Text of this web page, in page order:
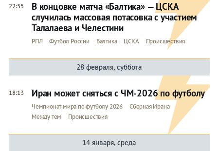
22:55
В концовке матча «Балтика» — ЦСКА
случилась массовая потасовка с участием
Талалаева и Челестини
РПЛ Футбол России Балтика ЦСКА Происшествия
28 февраля, суббота
18:13 Иран может сняться с ЧМ-2026 по футболу
Чемпионат мира по футболу 2026
Сборная Ирана
Между тем
Происшествия
14 января, среда